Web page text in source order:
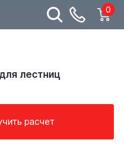
0
лестниц
расчет